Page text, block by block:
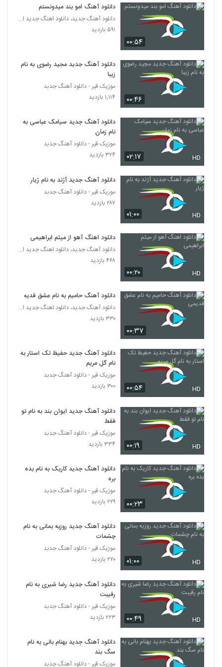
دانلود آهنگ رضا همتی لب دریا
2143
دانلود آهنگ جدید و زیبای علیرضا عباس زاده با
۳۴۰ بازدید
دانلود آهنگ حسام دلفانی خواب (Hesam
Delfani Khab)
۳۳۳ بازدید
آهنگ سعید کشاورز بنام ایده آل
2146
دانلود آهنگ دامون نوردین دیوانه شو
2147
دانلود آهنگ حمید مدنی آخرین حیله تو
۳۸۲ بازدید
دانلود آهنگ جدید و زیبای نوید ترکان با نام
سئوگیلیم
2149
دانلود آهنگ عاشقت شدم از کیان (I)
۳۷۱ بازدید
دانلود آهنگ جدید و زیبای راما برومند با نام
نفس
۳۳۲ بازدید
آهنگ ناز نکن از امید شیرازی(پاپ)
2152
آهنگ آسون از اشکان سلیم(پاپ)
۳۰۵ بازدید
Naser Pourkaram Shode Hame
Donyam
Vahid Hojati Age Ghol Bedi
2155
۴۰۰ بازدید
2156
موزیک زیبای جاده ی دور از مهدی تهرانی
۲۸۷ بازدید
علی مقامی آهنگ امشب
2158
مسلم دوباشی آهنگ عاشقت شدم
۳۴۲ بازدید
۰۰:۵۴
دانلود آهنگ امو بند میدونستم
دانلود آهنگ جدید، دانلود اهنگ جدید ایرانی
۵۹۱ بازدید
۰۰:۴۶
دانلود آهنگ جدید مجید رضوی به نام
زیبا
موزیک قیر - دانلود آهنگ جدبد
۱,۱۱۴ بازدید
۰۲:۱۷ HD
دانلود آهنگ جدید سیامک عباسی به
نام زمان
موزیک قیر - دانلود آهنگ جدبد
۳۲۴ بازدید
۰۱:۰۰ HD
دانلود آهنگ جدید آژند به نام ژیار
موزیک قیر - دانلود آهنگ جدبد
۲۸۷ بازدید
۰۰:۲۰ HD
دانلود اهنگ آهو از میثم ابراهیمی
دانلود آهنگ جدید، دانلود اهنگ جدید ایرانی
۴۶۸ بازدید
۰۰:۳۷
دانلود آهنگ حامیم به نام عشق قدیمی
دانلود آهنگ جدید، دانلود اهنگ جدید ایرانی
۳۳۰ بازدید
۰۰:۵۴ HD
دانلود آهنگ جدید حفیظ تک استار به
نام گل مریم
موزیک قیر - دانلود آهنگ جدبد
۳۰۰ بازدید
۰۰:۱۹ HD
دانلود آهنگ جدید ایوان بند به نام تو
فقط
موزیک قیر - دانلود آهنگ جدبد
۳۳۴ بازدید
۰۰:۲۳
دانلود آهنگ جدید کاریک به نام بده
بره
موزیک قیر - دانلود آهنگ جدبد
۲۲۹ بازدید
۰۱:۰۰ HD
دانلود آهنگ جدید روزبه بمانی به نام
چشمات
موزیک قیر - دانلود آهنگ جدبد
۲۷۰ بازدید
۰۰:۴۹ HD
دانلود آهنگ جدید رضا شیری به نام
رقیبت
موزیک قیر - دانلود آهنگ جدبد
۲۲۳ بازدید
دانلود آهنگ جدید بهنام بانی به نام
سگ بند
موزیک قیر - دانلود آهنگ جدبد